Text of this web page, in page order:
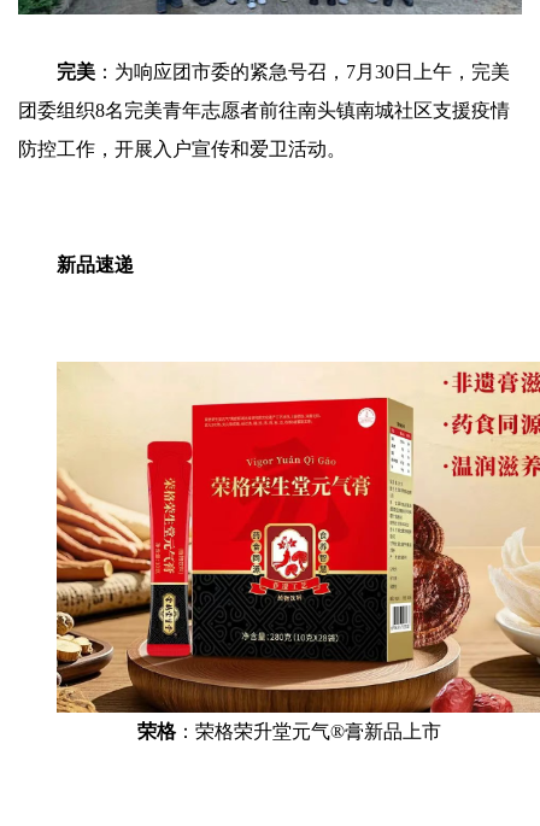
完美 ：为响应团市委的紧急号召，7月30日上午，完美
团委组织8名完美青年志愿者前往南头镇南城社区支援疫情
防控工作，开展入户宣传和爱卫活动。
新品速递
荣格：荣格荣升堂元气®膏新品上市